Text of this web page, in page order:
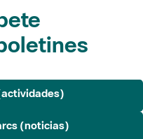
(noticias)